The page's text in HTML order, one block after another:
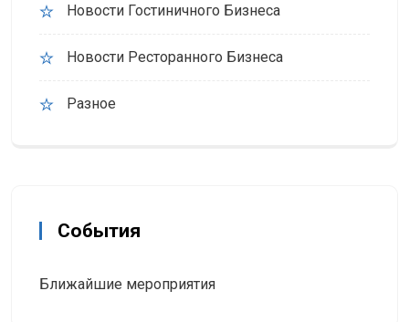
Новости Гостиничного Бизнеса
Новости Ресторанного Бизнеса
Разное
События
Ближайшие мероприятия